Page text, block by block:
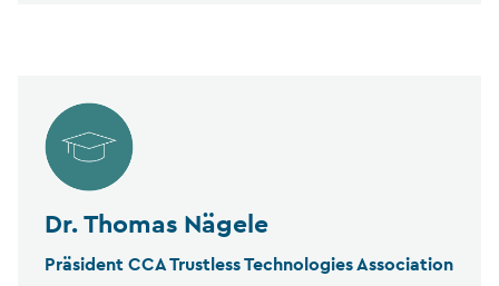
Dr. Thomas Nägele
Präsident CCA Trustless Technologies Association